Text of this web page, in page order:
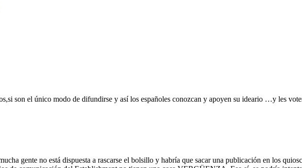
son el único modo de difundirse y así los españoles conozcan y apoyen su ideario …y les
gente no está dispuesta a rascarse el bolsillo y habría que sacar una publicación en los